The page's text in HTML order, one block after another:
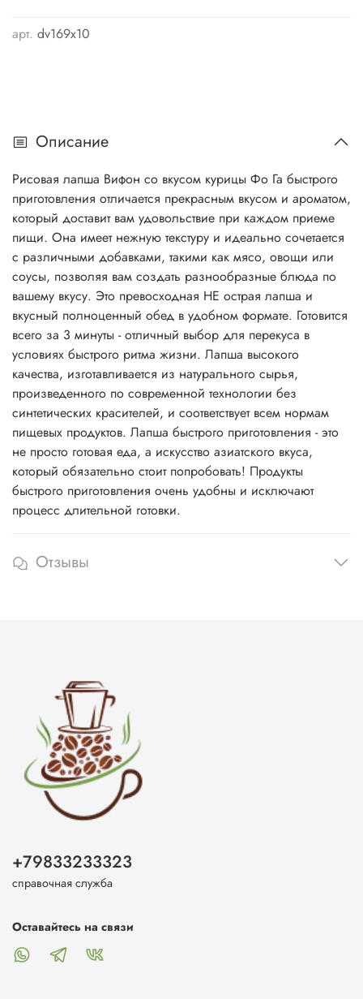
арт. dv169x10
Описание
Рисовая лапша Вифон со вкусом курицы Фо Га быстрого
приготовления отличается прекрасным вкусом и ароматом,
который доставит вам удовольствие при каждом приеме
пищи. Она имеет нежную текстуру и идеально сочетается
с различными добавками, такими как мясо, овощи или
соусы, позволяя вам создать разнообразные блюда по
вашему вкусу. Это превосходная НЕ острая лапша и
вкусный полноценный обед в удобном формате. Готовится
всего за 3 минуты - отличный выбор для перекуса в
условиях быстрого ритма жизни. Лапша высокого
качества, изготавливается из натурального сырья,
произведенного по современной технологии без
синтетических красителей, и соответствует всем нормам
пищевых продуктов. Лапша быстрого приготовления - это
не просто готовая еда, а искусство азиатского вкуса,
который обязательно стоит попробовать! Продукты
быстрого приготовления очень удобны и исключают
процесс длительной готовки.
Отзывы
+79833233323
справочная служба
Оставайтесь на связи